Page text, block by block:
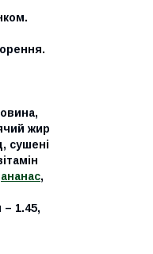
жир
сушені
ананас,
– 1.45,